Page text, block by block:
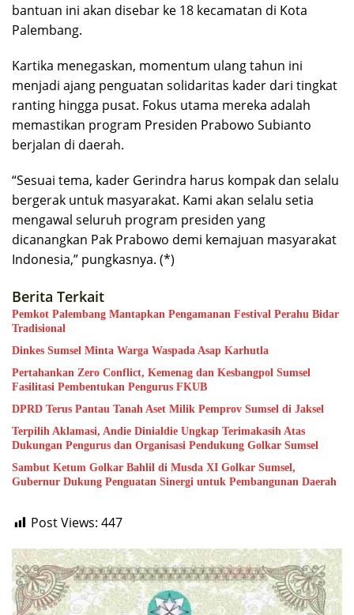
bantuan ini akan disebar ke 18 kecamatan di Kota
Palembang.
Kartika menegaskan, momentum ulang tahun ini
menjadi ajang penguatan solidaritas kader dari tingkat
ranting hingga pusat. Fokus utama mereka adalah
memastikan program Presiden Prabowo Subianto
berjalan di daerah.
“Sesuai tema, kader Gerindra harus kompak dan selalu
bergerak untuk masyarakat. Kami akan selalu setia
mengawal seluruh program presiden yang
dicanangkan Pak Prabowo demi kemajuan masyarakat
Indonesia,” pungkasnya. (*)
Berita Terkait
Pemkot Palembang Mantapkan Pengamanan Festival Perahu Bidar
Tradisional
Dinkes Sumsel Minta Warga Waspada Asap Karhutla
Pertahankan Zero Conflict, Kemenag dan Kesbangpol Sumsel
Fasilitasi Pembentukan Pengurus FKUB
DPRD Terus Pantau Tanah Aset Milik Pemprov Sumsel di Jaksel
Terpilih Aklamasi, Andie Dinialdie Ungkap Terimakasih Atas
Dukungan Pengurus dan Organisasi Pendukung Golkar Sumsel
Sambut Ketum Golkar Bahlil di Musda XI Golkar Sumsel,
Gubernur Dukung Penguatan Sinergi untuk Pembangunan Daerah
Post Views: 447